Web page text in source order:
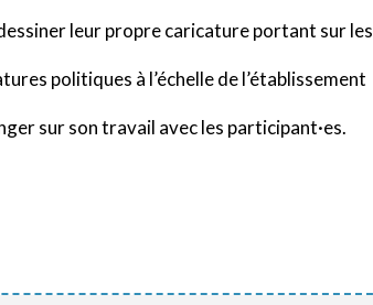
leur propre caricature portant sur les
politiques à l’échelle de l’établissement
sur son travail avec les participant·es.